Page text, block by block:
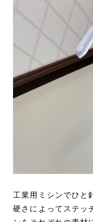
工業用ミシンでひ
硬さによってステッ